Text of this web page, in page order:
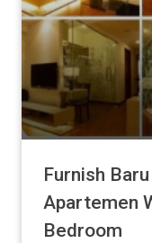
Furnish
Apartemen
Bedroom